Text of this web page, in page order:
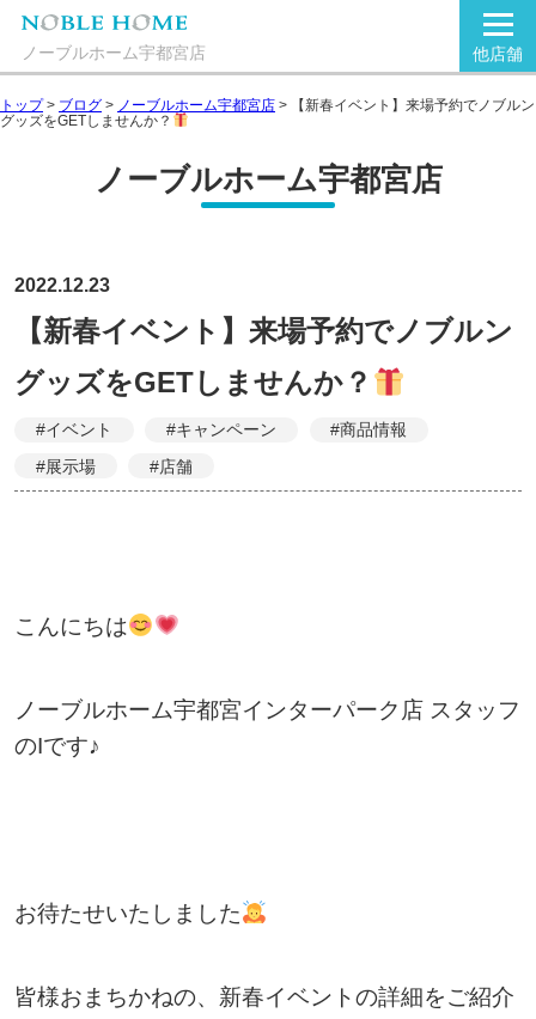
ノーブルホーム宇都宮店 他店舗
トップ> ブログ > ノーブルホーム宇都宮店 >
【新春イベント】来場予約でノブルン
グッズをGETしませんか？
ノーブルホーム宇都宮店
2022.12.23
【新春イベント】来場予約でノブルン
グッズをGETしませんか？
#イベント #キャンペーン
#商品情報
#展示場
#店舗
こんにちは
ノーブルホーム宇都宮インターパーク店 スタッフ
のIです♪
お待たせいたしました
皆様おまちかねの、新春イベントの詳細をご紹介